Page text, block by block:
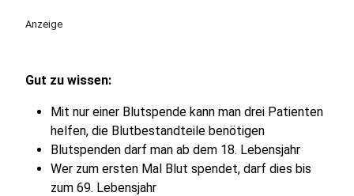
Anzeige
Gut zu wissen:
Mit nur einer Blutspende kann man drei Patienten
helfen, die Blutbestandteile benötigen
Blutspenden darf man ab dem 18. Lebensjahr
Wer zum ersten Mal Blut spendet, darf dies bis
zum 69. Lebensjahr